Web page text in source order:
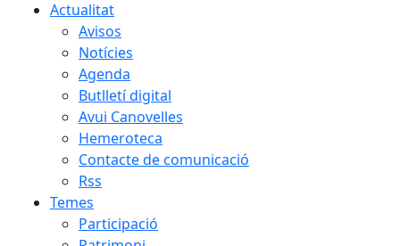
Actualitat
Avisos
Notícies
Agenda
Butlletí digital
Avui Canovelles
Hemeroteca
Contacte de comunicació
Rss
Temes
Participació